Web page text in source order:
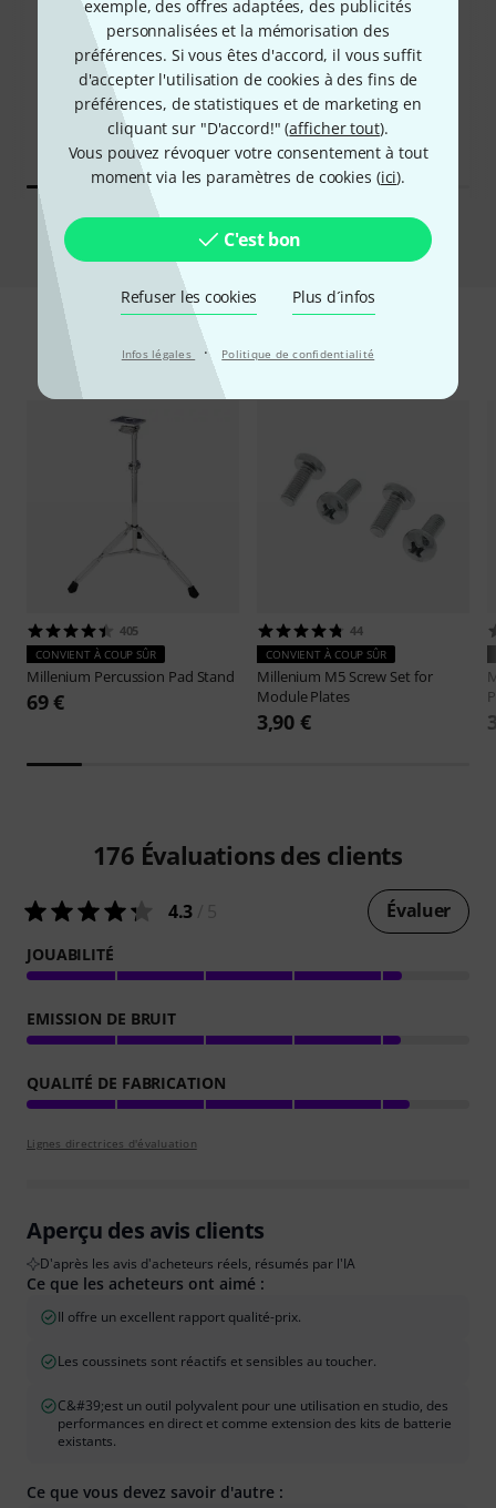
exemple, des offres adaptées, des publicités
personnalisées et la mémorisation des
préférences. Si vous êtes d'accord, il vous suffit
d'accepter l'utilisation de cookies à des fins de
préférences, de statistiques et de marketing en
cliquant sur "D'accord!" (afficher tout).
Vous pouvez révoquer votre consentement à tout
moment via les paramètres de cookies (ici).
C'est bon
Refuser les cookies Plus d´infos
Infos légales · Politique de confidentialité
76%
ONT ACHETÉ
EXACTEMENT CE PRODUIT
198 €
6%
ONT ACHETÉ
Roland SPD-SX PRO
Sampling Pad
888 €
Comparer
Accessoires & articles appropriés
405
CONVIENT À COUP SÛR
Millenium Percussion Pad Stand
69 €
44
CONVIENT À COUP SÛR
Millenium M5 Screw Set for
Module Plates
3,90 €
176 Évaluations des clients
4.3 Évaluer
JOUABILITÉ
EMISSION DE BRUIT
QUALITÉ DE FABRICATION
Lignes directrices d'évaluation
Aperçu des avis clients
D'après les avis d'acheteurs réels, résumés par l'IA
Ce que les acheteurs ont aimé :
Il offre un excellent rapport qualité-prix.
Les coussinets sont réactifs et sensibles au toucher.
C&#39;est un outil polyvalent pour une utilisation en studio, des
performances en direct et comme extension des kits de batterie
existants.
Ce que vous devez savoir d'autre :